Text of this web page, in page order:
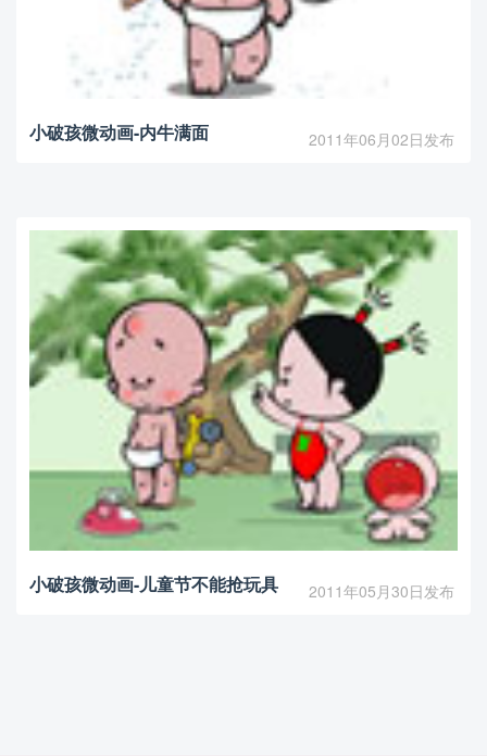
小破孩微动画-内牛满面 2011年06月02日发布
小破孩微动画-儿童节不能抢玩具 2011年05月30日发布